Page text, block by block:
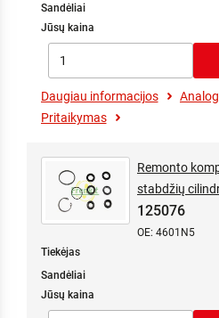
Sandėliai
Jūsų kaina
Daugiau informacijos
Pritaikymas
Remonto
stabdžių
125076
OE: 4601N5
Tiekėjas
Sandėliai
Jūsų kaina